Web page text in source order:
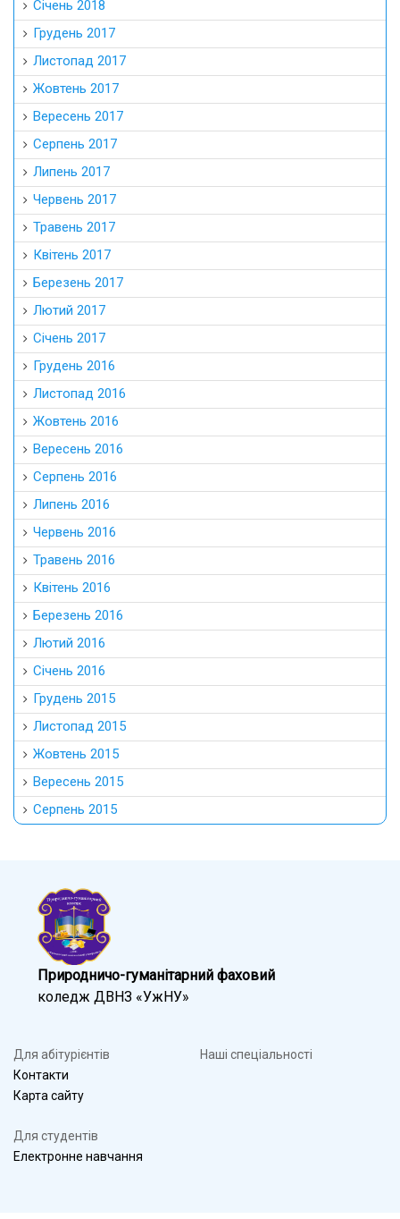
Січень 2018
Грудень 2017
Листопад 2017
Жовтень 2017
Вересень 2017
Серпень 2017
Липень 2017
Червень 2017
Травень 2017
Квітень 2017
Березень 2017
Лютий 2017
Січень 2017
Грудень 2016
Листопад 2016
Жовтень 2016
Вересень 2016
Серпень 2016
Липень 2016
Червень 2016
Травень 2016
Квітень 2016
Березень 2016
Лютий 2016
Січень 2016
Грудень 2015
Листопад 2015
Жовтень 2015
Вересень 2015
Серпень 2015
Природничо-гуманітарний фаховий
коледж ДВНЗ «УжНУ»
Для абітурієнтів
Контакти
Карта сайту
Наші спеціальності
Для студентів
Електронне навчання